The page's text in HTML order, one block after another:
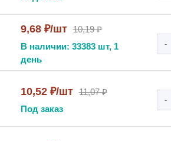
9,68 ₽/шт 10,19 ₽
В наличии: 33383 шт, 1
день
-
10,52 ₽/шт 11,07 ₽
Под заказ
-